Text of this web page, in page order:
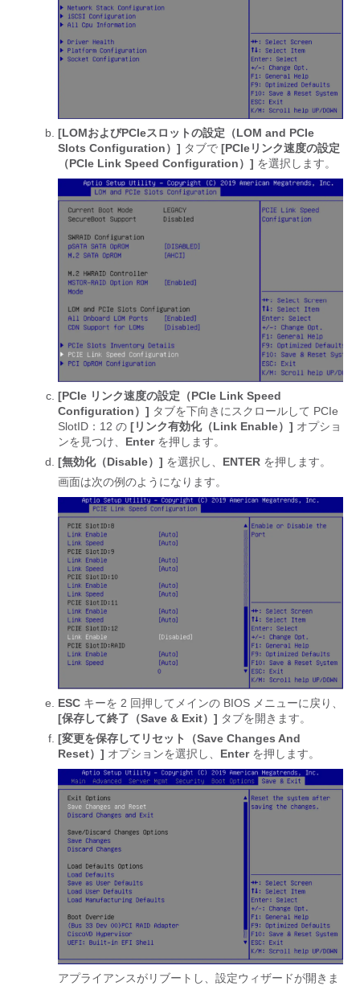
[LOMおよびPCIeスロットの設定（LOM and PCIe
Slots Configuration）] タブで [PCIeリンク速度の設定
（PCIe Link Speed Configuration）] を選択します。
[PCIe リンク速度の設定（PCIe Link Speed
Configuration）] タブを下向きにスクロールして PCIe
SlotID：12 の [リンク有効化（Link Enable）] オプショ
ンを見つけ、 Enterを押します。
[無効化（Disable）] を選択し、 ENTER を押します。
画面は次の例のようになります。
ESC キーを 2 回押してメインの BIOS メニューに戻り、
[保存して終了（Save & Exit）] タブを開きます。
[変更を保存してリセット（Save Changes And
Reset）] オプションを選択し、 Enterを押します。
アプライアンスがリブートし、設定ウィザードが開きま